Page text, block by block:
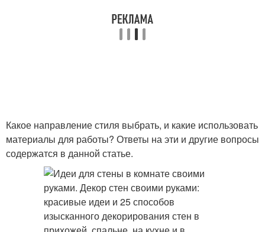
Какое направление стиля выбрать, и какие использовать
материалы для работы? Ответы на эти и другие вопросы
содержатся в данной статье.